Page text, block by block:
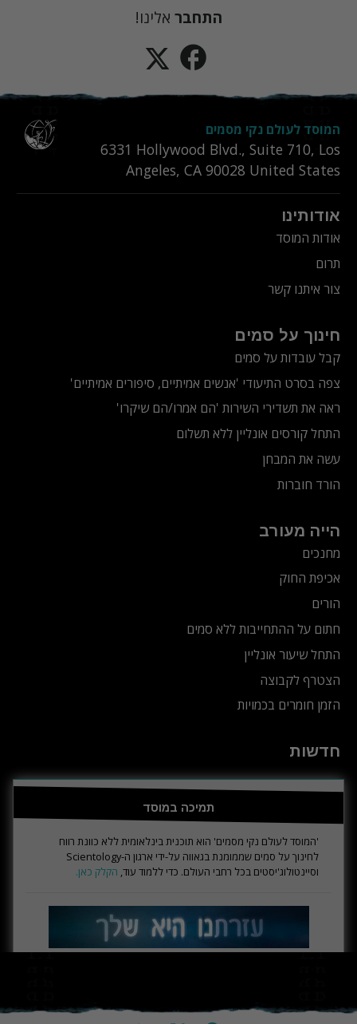
התחבר אלינו!
המוסד לעולם נקי מסמים
6331‎ Hollywood Blvd., Suite 710, Los
Angeles, CA 90028 United States
אודותינו
אודות המוסד
תרום
צור איתנו קשר
חינוך על סמים
קבל עובדות על סמים
צפה בסרט התיעודי 'אנשים אמיתיים, סיפורים אמיתיים'
ראה את תשדירי השירות 'הם אמרו/הם שיקרו'
התחל קורסים אונליין ללא תשלום
עשה את המבחן
הורד חוברות
הייה מעורב
מחנכים
אכיפת החוק
הורים
חתום על ההתחייבות ללא סמים
התחל שיעור אונליין
הצטרף לקבוצה
הזמן חומרים בכמויות
חדשות
תמיכה במוסד
'המוסד לעולם נקי מסמים' הוא תוכנית בינלאומית ללא כוונת רווח
לחינוך על סמים שממומנת בגאווה על-ידי ארגון ה-Scientology
וסיינטולוג'יסטים בכל רחבי העולם. כדי ללמוד עוד, הקלק כאן.